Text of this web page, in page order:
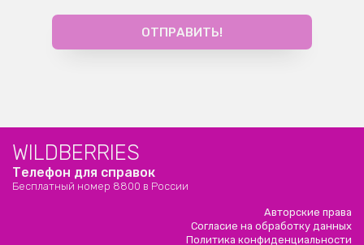
WILDBERRIES
Телефон для справок
Бесплатный номер 8800 в России
Авторские права
Согласие на обработку данных
Политика конфиденциальности